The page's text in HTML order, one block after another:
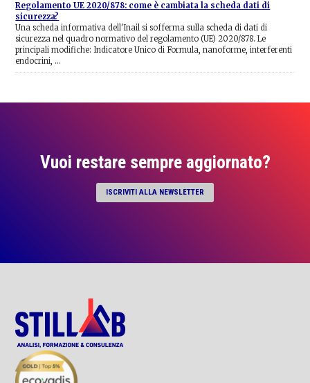
Regolamento UE 2020/878: come è cambiata la scheda dati di
sicurezza?
Una scheda informativa dell'Inail si sofferma sulla scheda di dati di
sicurezza nel quadro normativo del regolamento (UE) 2020/878. Le
principali modifiche: Indicatore Unico di Formula, nanoforme, interferenti
endocrini, …
Vuoi restare sempre aggiornato?
ISCRIVITI ALLA NEWSLETTER